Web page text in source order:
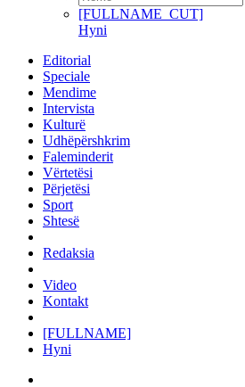
[FULLNAME_CUT]
Hyni
Editorial
Speciale
Mendime
Intervista
Kulturë
Udhëpërshkrim
Faleminderit
Vërtetësi
Përjetësi
Sport
Shtesë
Redaksia
Video
Kontakt
[FULLNAME]
Hyni